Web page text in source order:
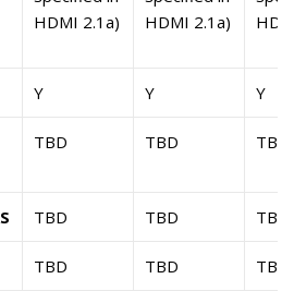
HDMI 2.1a)
HDMI 2.1a)
Y Y Y
TBD TBD TBD
TBD TBD TBD
TBD TBD TBD